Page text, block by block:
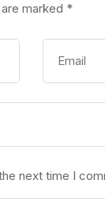
marked *
next time I